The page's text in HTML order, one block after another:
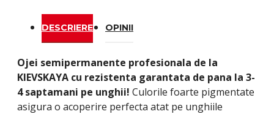
DESCRIERE OPINII
Ojei semipermanente profesionala de la
KIEVSKAYA cu rezistenta garantata de pana la 3-
4 saptamani pe unghii! Culorile foarte pigmentate
asigura o acoperire perfecta atat pe unghiile